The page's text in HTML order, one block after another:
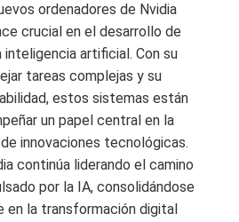
ordenadores de Nvidia
crucial en el desarrollo de
inteligencia artificial. Con su
tareas complejas y su
estos sistemas están
un papel central en la
innovaciones tecnológicas.
continúa liderando el camino
por la IA, consolidándose
en la transformación digital